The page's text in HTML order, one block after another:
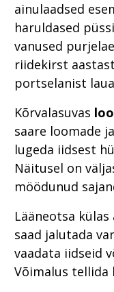
ainulaadsed
haruldased
vanused
riidekirst
portselanist
Kõrvalasuvas
saare loomade
lugeda iidsest
Näitusel on
möödunud
Lääneotsa külas
saad jalutada
vaadata iidseid
Võimalus tellida